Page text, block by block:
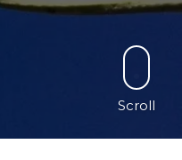
Scroll